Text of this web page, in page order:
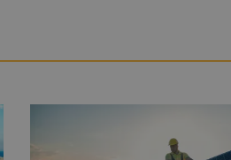
in mercati esteri
Scopri di più Agevolazioni